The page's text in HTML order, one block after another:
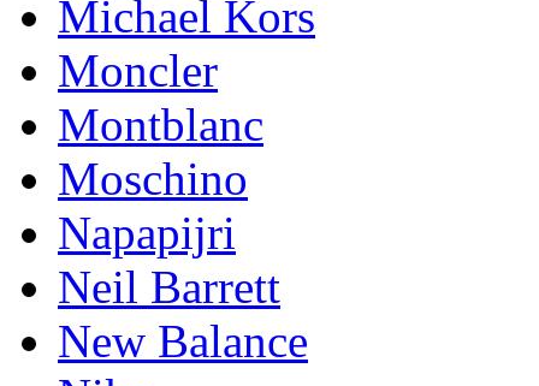
Michael Kors
Mоnсlеr
Montblanc
Moschino
Napapijri
Neil Barrett
New Balance